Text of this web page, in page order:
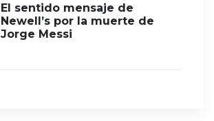
El sentido mensaje de
Newell’s por la muerte de
Jorge Messi